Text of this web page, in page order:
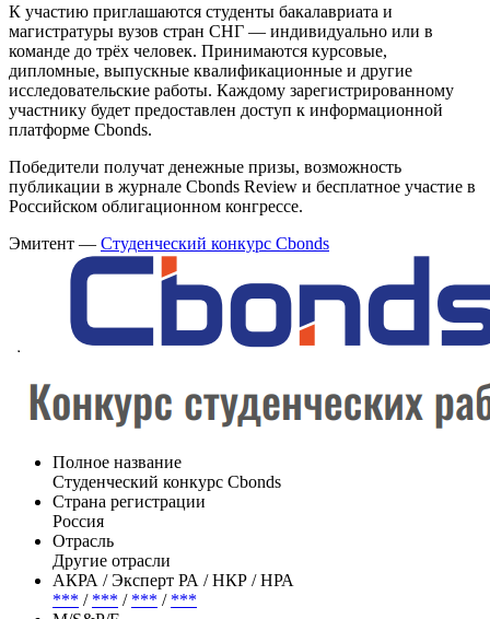
К участию приглашаются студенты бакалавриата и
магистратуры вузов стран СНГ — индивидуально или в
команде до трёх человек. Принимаются курсовые,
дипломные, выпускные квалификационные и другие
исследовательские работы. Каждому зарегистрированному
участнику будет предоставлен доступ к информационной
платформе Cbonds.
Победители получат денежные призы, возможность
публикации в журнале Cbonds Review и бесплатное участие в
Российском облигационном конгрессе.
Эмитент — Студенческий конкурс Cbonds
Полное название
Студенческий конкурс Cbonds
Страна регистрации
Россия
Отрасль
Другие отрасли
АКРА / Эксперт РА / НКР / НРА
*** / *** / *** / ***